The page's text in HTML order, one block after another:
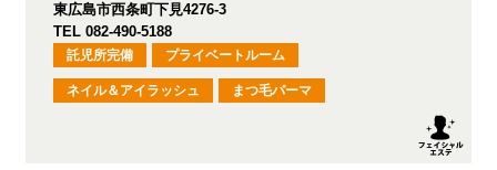
東広島市西条町下見4276-3
TEL 082-490-5188
託児所完備 プライベートルーム
ネイル＆アイラッシュ まつ毛パーマ